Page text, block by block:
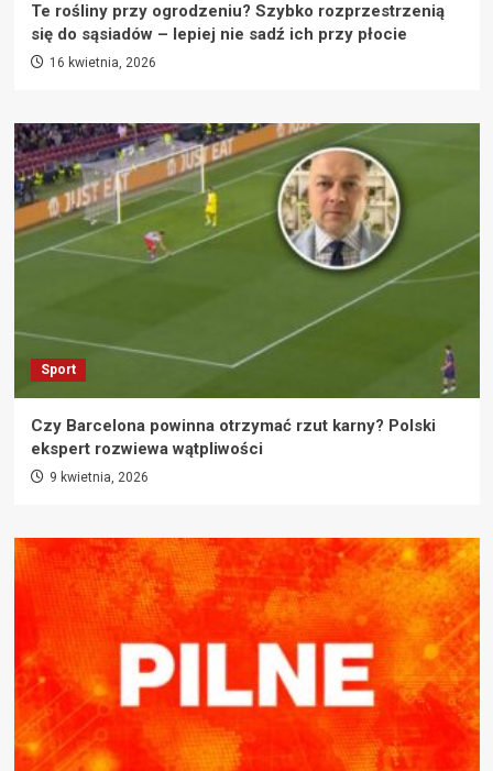
Te rośliny przy ogrodzeniu? Szybko rozprzestrzenią
się do sąsiadów – lepiej nie sadź ich przy płocie
16 kwietnia, 2026
Sport
Czy Barcelona powinna otrzymać rzut karny? Polski
ekspert rozwiewa wątpliwości
9 kwietnia, 2026